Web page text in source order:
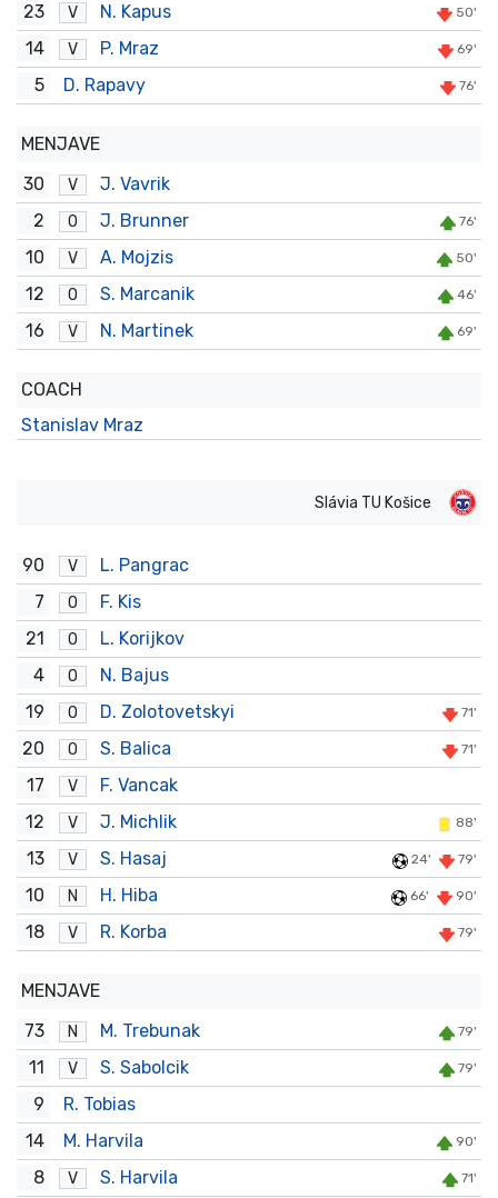
23
V N. Kapus 50'
14 V P. Mraz 69'
5 D. Rapavy 76'
MENJAVE
30
V
J. Vavrik
2
O J. Brunner 76'
10 V A. Mojzis 50'
12 O S. Marcanik 46'
16 V N. Martinek 69'
COACH
Stanislav Mraz
Slávia TU Košice
90 V
L. Pangrac
7
O
F. Kis
21
O
L. Korijkov
4
O
N. Bajus
19
O D. Zolotovetskyi 71'
20 O S. Balica 71'
17 V
F. Vancak
12
V J. Michlik 88'
13 V S. Hasaj 24' 79'
10 N H. Hiba 66' 90'
18 V R. Korba 79'
MENJAVE
73
N M. Trebunak 79'
11 V S. Sabolcik 79'
9
R. Tobias
14
M. Harvila 90'
8 V S. Harvila 71'